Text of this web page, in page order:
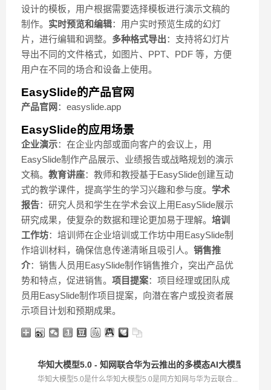
设计的模板，用户根据需要选择模板进行演示文稿的
制作。 实时预览和编辑：用户实时预览生成的幻灯
片，进行编辑和调整。 多种格式导出：支持将幻灯片
导出不同的文件格式，如图片、PPT、PDF 等，方便
用户在不同的场合和设备上使用。
EasySlide的产品官网
产品官网 ：easyslide.app
EasySlide的应用场景
企业演示：在企业内部或面向客户的会议上，用
EasySlide制作产品展示、业绩报告或战略规划的演示
文稿。 教育讲座：教师和教授基于EasySlide创建互动
式的教学课件，提高学生的学习兴趣和参与度。 学术
报告：研究人员和学生在学术会议上用EasySlide展示
研究成果，使复杂的数据和理论更加易于理解。 培训
工作坊：培训师在企业培训或工作坊中用EasySlide制
作培训材料，确保信息传递清晰且吸引人。 销售推
介：销售人员用EasySlide制作销售推介，突出产品优
势和特点，促进销售。 项目提案：项目经理或团队成
员用EasySlide制作项目提案，向潜在客户或投资者展
示项目计划和预期成果。
华知大模型5.0 - 知网联合华为云推出的多模态AI大模型
华知大模型5.0是什么华知大模型5.0是同方知网与华为云联合...